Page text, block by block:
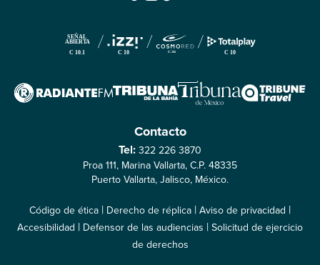
Contacto
Tel:322 226 3870
Proa 111, Marina Vallarta, C.P. 48335
Puerto Vallarta, Jalisco, México.
Código de ética | Derecho de réplica |Aviso de privacidad |
Accesibilidad | Defensor de las audiencias |Solicitud de ejercicio
de derechos